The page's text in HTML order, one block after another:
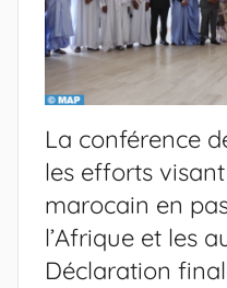
La conférence
les efforts
marocain en
l’Afrique et les
Déclaration